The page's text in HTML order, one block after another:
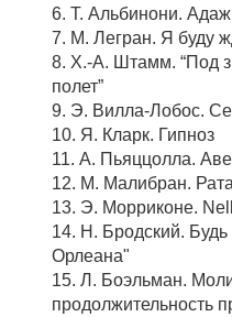
6. Т. Альбинони.
7. М. Легран. Я буду
8. Х.-А. Штамм. “Под
полет”
9. Э. Вилла-Лобос.
10. Я. Кларк. Гипноз
11. А. Пьяццолла.
12. М. Малибран.
13. Э. Морриконе.
14. Н. Бродский.
Орлеана"
15. Л. Боэльман.
продолжительность